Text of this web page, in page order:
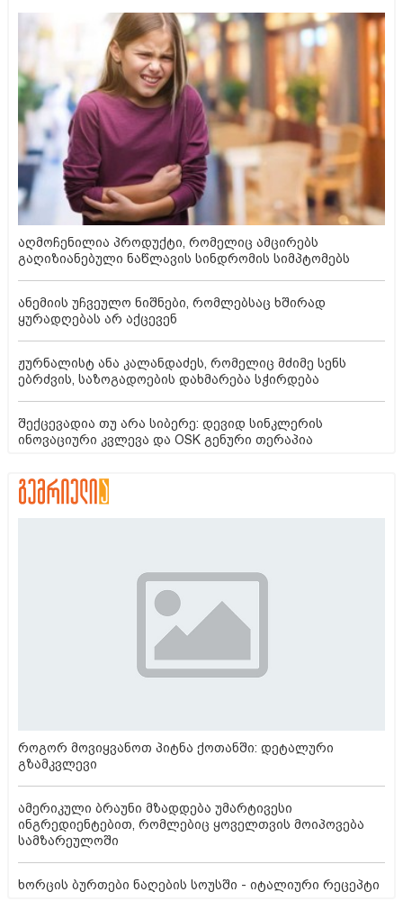
აღმოჩენილია პროდუქტი, რომელიც ამცირებს
გაღიზიანებული ნაწლავის სინდრომის სიმპტომებს
ანემიის უჩვეულო ნიშნები, რომლებსაც ხშირად
ყურადღებას არ აქცევენ
ჟურნალისტ ანა კალანდაძეს, რომელიც მძიმე სენს
ებრძვის, საზოგადოების დახმარება სჭირდება
შექცევადია თუ არა სიბერე: დევიდ სინკლერის
ინოვაციური კვლევა და OSK გენური თერაპია
როგორ მოვიყვანოთ პიტნა ქოთანში: დეტალური
გზამკვლევი
ამერიკული ბრაუნი მზადდება უმარტივესი
ინგრედიენტებით, რომლებიც ყოველთვის მოიპოვება
სამზარეულოში
ხორცის ბურთები ნაღების სოუსში - იტალიური რეცეპტი